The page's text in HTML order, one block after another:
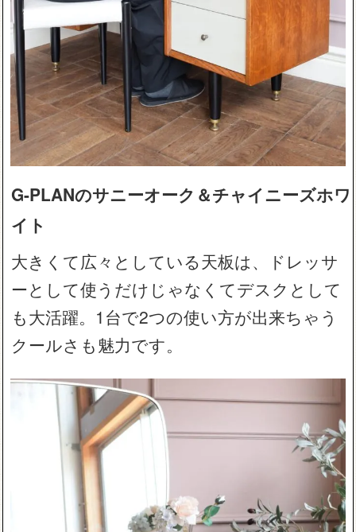
G-PLANのサニーオーク＆チャイニーズホワ
イト
大きくて広々としている天板は、ドレッサ
ーとして使うだけじゃなくてデスクとして
も大活躍。1台で2つの使い方が出来ちゃう
クールさも魅力です。